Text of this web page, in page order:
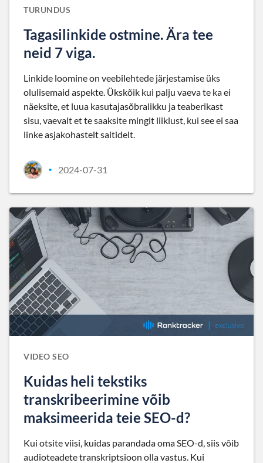
TURUNDUS
Tagasilinkide ostmine. Ära tee
neid 7 viga.
Linkide loomine on veebilehtede järjestamise üks
olulisemaid aspekte. Ükskõik kui palju vaeva te ka ei
näeksite, et luua kasutajasõbralikku ja teaberikast
sisu, vaevalt et te saaksite mingit liiklust, kui see ei saa
linke asjakohastelt saitidelt.
• 2024-07-31
VIDEO SEO
Kuidas heli tekstiks
transkribeerimine võib
maksimeerida teie SEO-d?
Kui otsite viisi, kuidas parandada oma SEO-d, siis võib
audioteadete transkriptsioon olla vastus. Kui